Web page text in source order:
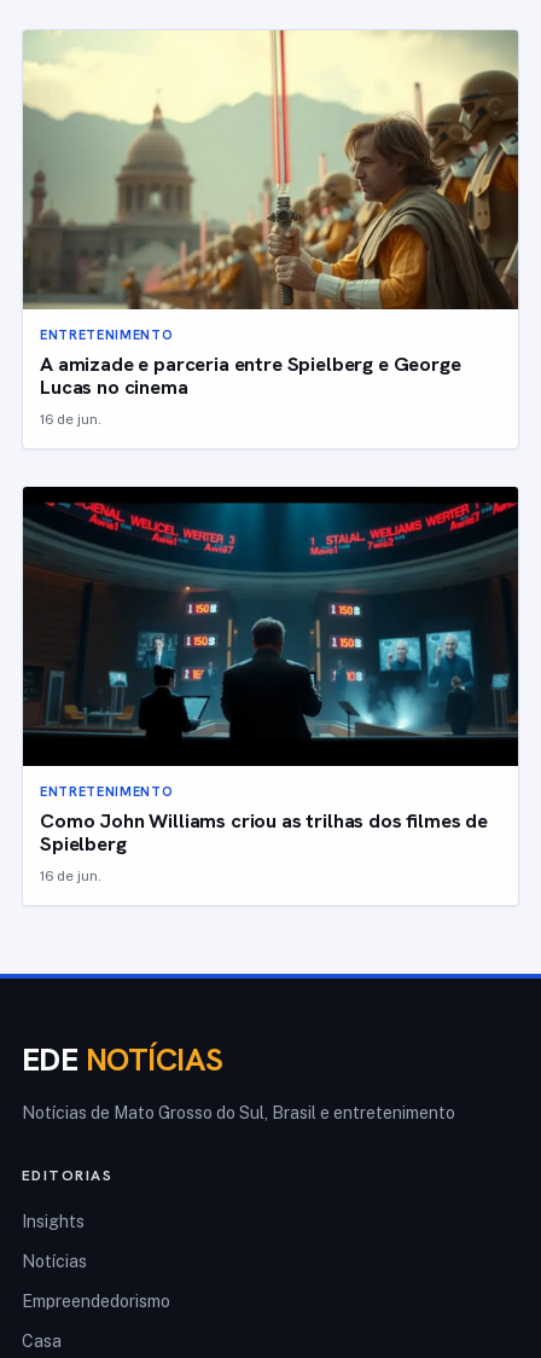
ENTRETENIMENTO
A amizade e parceria entre Spielberg e George
Lucas no cinema
16 de jun.
ENTRETENIMENTO
Como John Williams criou as trilhas dos filmes de
Spielberg
16 de jun.
EDE NOTÍCIAS
Notícias de Mato Grosso do Sul, Brasil e entretenimento
EDITORIAS
Insights
Notícias
Empreendedorismo
Casa